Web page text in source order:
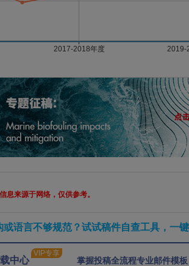
息来源于网络，仅供参考。
语言不够规范？试试稿件自查工具，一
中心
VIP专享
掌握投稿全流程专业邮件模